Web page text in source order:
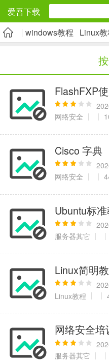
爱吾下载
安卓应用
社
2千
实用工具
2万+款应用
2百
资讯阅读
1万+款应用
学
3万
医疗健康
6千+款应用
母
2百
图像拍照
9百+款应用
windows教程 Linux
FlashFXP
网络安全
Cisco 字典
网络安全
Ubuntu标
服务器其它
Linux简明
Linux教程
网络安全
服务器其它